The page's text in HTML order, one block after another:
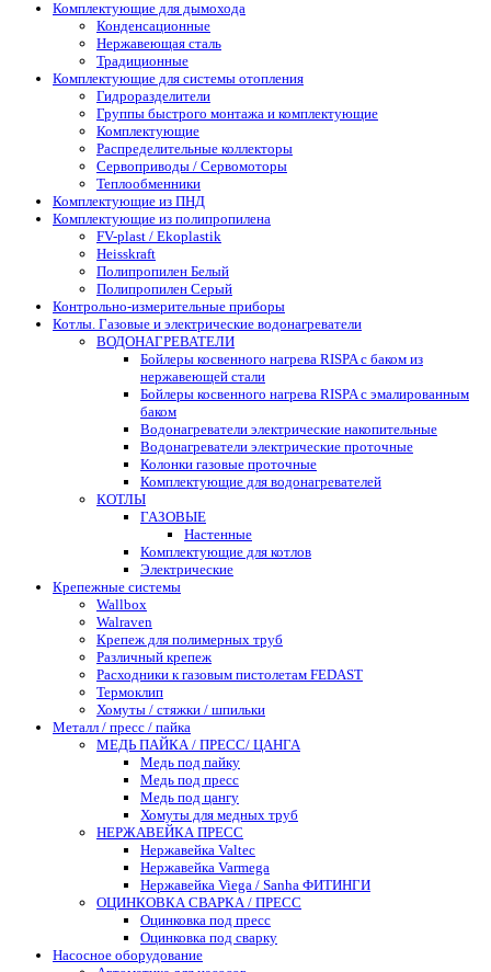
Комплектующие для дымохода
Конденсационные
Нержавеющая сталь
Традиционные
Комплектующие для системы отопления
Гидроразделители
Группы быстрого монтажа и комплектующие
Комплектующие
Распределительные коллекторы
Сервоприводы / Сервомоторы
Теплообменники
Комплектующие из ПНД
Комплектующие из полипропилена
FV-plast / Ekoplastik
Heisskraft
Полипропилен Белый
Полипропилен Серый
Контрольно-измерительные приборы
Котлы. Газовые и электрические водонагреватели
ВОДОНАГРЕВАТЕЛИ
Бойлеры косвенного нагрева RISPA с баком из
нержавеющей стали
Бойлеры косвенного нагрева RISPA с эмалированным
баком
Водонагреватели электрические накопительные
Водонагреватели электрические проточные
Колонки газовые проточные
Комплектующие для водонагревателей
КОТЛЫ
ГАЗОВЫЕ
Настенные
Комплектующие для котлов
Электрические
Крепежные системы
Wallbox
Walraven
Крепеж для полимерных труб
Различный крепеж
Расходники к газовым пистолетам FEDAST
Термоклип
Хомуты / стяжки / шпильки
Металл / пресс / пайка
МЕДЬ ПАЙКА / ПРЕСС/ ЦАНГА
Медь под пайку
Медь под пресс
Медь под цангу
Хомуты для медных труб
НЕРЖАВЕЙКА ПРЕСС
Нержавейка Valtec
Нержавейка Varmega
Нержавейка Viega / Sanha ФИТИНГИ
ОЦИНКОВКА СВАРКА / ПРЕСС
Оцинковка под пресс
Оцинковка под сварку
Насосное оборудование